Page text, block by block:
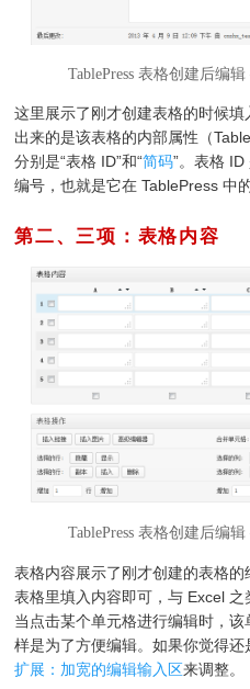
TablePress 表格创建后编
这里展示了刚才创建表格的时候
出来的是该表格的内部属性（
分别是“表格 ID”和“简码”。表格
编号，也就是它在 TablePress 中
第二、三项：表格内容
TablePress 表格创建后编
表格内容展示了刚才创建的表格
表格里填入内容即可，与 Excel 之
当点击某个单元格进行编辑时，
样是为了方便编辑。如果你觉得
扩展：加宽的编辑输入区来调整。